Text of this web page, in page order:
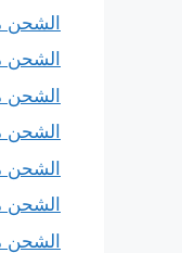
الشحن
الشحن
الشحن
الشحن
الشحن
الشحن
الشحن